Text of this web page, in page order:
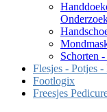
Schorten
Flesjes - Potjes
Footlogix
Freesjes